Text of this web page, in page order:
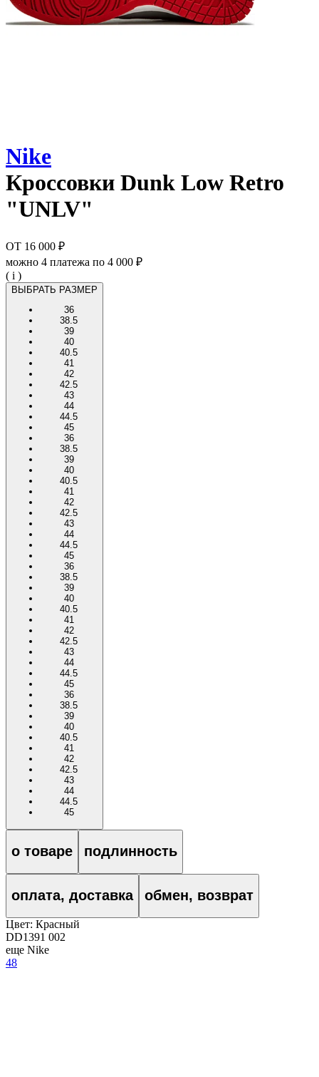
Nike
Кроссовки Dunk Low Retro
"UNLV"
ОТ 16 000 ₽
можно 4 платежа по 4 000 ₽
( i )
ВЫБРАТЬ РАЗМЕР
36
38.5
39
40
40.5
41
42
42.5
43
44
44.5
45
36
38.5
39
40
40.5
41
42
42.5
43
44
44.5
45
36
38.5
39
40
40.5
41
42
42.5
43
44
44.5
45
36
38.5
39
40
40.5
41
42
42.5
43
44
44.5
45
о товаре подлинность
оплата, доставка обмен, возврат
Цвет: Красный
DD1391 002
еще Nike
48